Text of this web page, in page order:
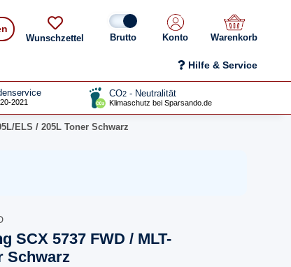
Wunschzettel Konto Warenkorb
Hilfe & Service
2021
CO2 - Neutralität
Klimaschutz bei Sparsando.de
ELS / 205L Toner Schwarz
SCX 5737 FWD / MLT-
Schwarz